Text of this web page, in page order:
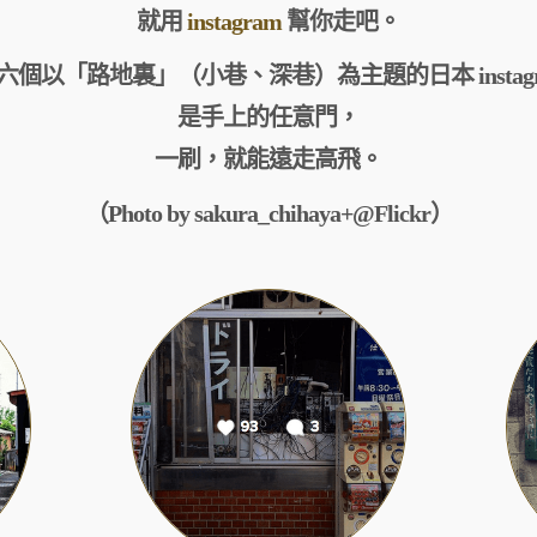
就用 instagram 幫你走吧。
個以「路地裏」（小巷、深巷）為主題的日本
是手上的任意門，
一刷，就能遠走高飛。
（Photo by sakura_chihaya+@Flickr）